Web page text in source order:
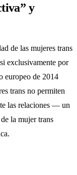
y
de las mujeres trans
exclusivamente por
europeo de 2014
trans no permiten
las relaciones — un
la mujer trans